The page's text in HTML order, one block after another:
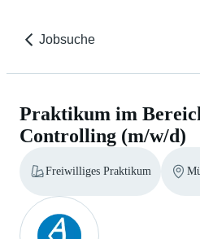
Jobsuche
Praktikum im
Controlling (m/w/d)
Freiwilliges Praktikum